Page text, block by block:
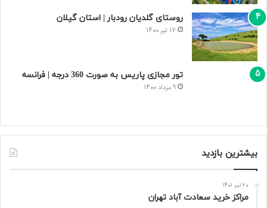
روستای گلدیان رودبار | استان گیلان
17 تیر 1400
تور مجازی پاریس به صورت 360 درجه | فرانسه
9 مرداد 1400
بیشترین بازدید
20 تیر 1401
مراکز خرید سعادت‌ آباد تهران